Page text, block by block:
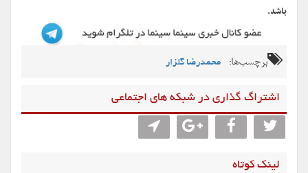
باشد.
برچسب‌ها: محمدرضا گلزار
اشتراگ گذاری در شبکه های اجتماعی
لینک کوتاه